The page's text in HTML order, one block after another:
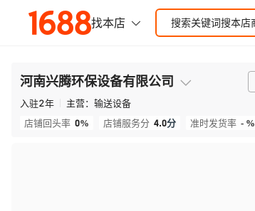
河南兴腾环保设备有限公司
入驻2年 主营： 输送设备
店铺回头率 0% 店铺服务分 4.0分 准时发货率 - %